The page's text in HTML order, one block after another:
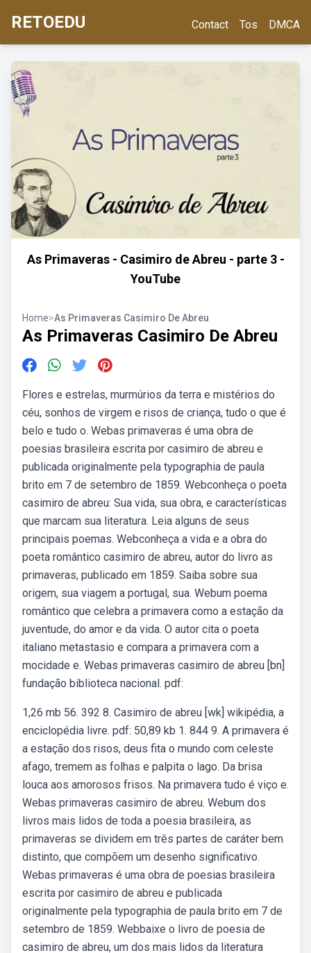
RETOEDU Contact Tos DMCA
As Primaveras - Casimiro de Abreu - parte 3 -
YouTube
Home>As Primaveras Casimiro De Abreu
As Primaveras Casimiro De Abreu
Flores e estrelas, murmúrios da terra e mistérios do
céu, sonhos de virgem e risos de criança, tudo o que é
belo e tudo o. Webas primaveras é uma obra de
poesias brasileira escrita por casimiro de abreu e
publicada originalmente pela typographia de paula
brito em 7 de setembro de 1859. Webconheça o poeta
casimiro de abreu: Sua vida, sua obra, e características
que marcam sua literatura. Leia alguns de seus
principais poemas. Webconheça a vida e a obra do
poeta romântico casimiro de abreu, autor do livro as
primaveras, publicado em 1859. Saiba sobre sua
origem, sua viagem a portugal, sua. Webum poema
romântico que celebra a primavera como a estação da
juventude, do amor e da vida. O autor cita o poeta
italiano metastasio e compara a primavera com a
mocidade e. Webas primaveras casimiro de abreu [bn]
fundação biblioteca nacional. pdf:
1,26 mb 56. 392 8. Casimiro de abreu [wk] wikipédia, a
enciclopédia livre. pdf: 50,89 kb 1. 844 9. A primavera é
a estação dos risos, deus fita o mundo com celeste
afago, tremem as folhas e palpita o lago. Da brisa
louca aos amorosos frisos. Na primavera tudo é viço e.
Webas primaveras casimiro de abreu. Webum dos
livros mais lidos de toda a poesia brasileira, as
primaveras se dividem em três partes de caráter bem
distinto, que compõem um desenho significativo.
Webas primaveras é uma obra de poesias brasileira
escrita por casimiro de abreu e publicada
originalmente pela typographia de paula brito em 7 de
setembro de 1859. Webbaixe o livro de poesia de
casimiro de abreu, um dos mais lidos da literatura